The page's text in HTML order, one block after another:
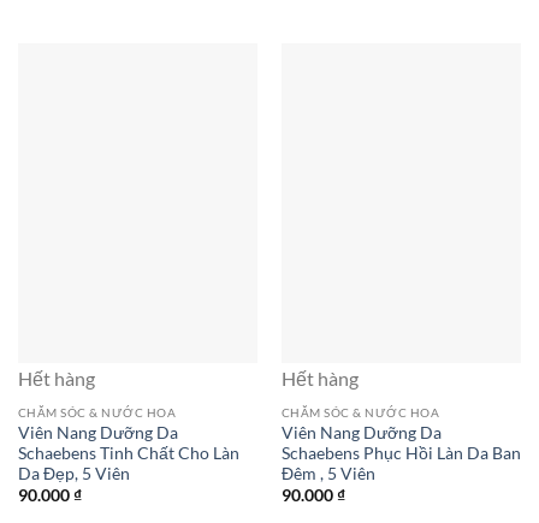
Hết hàng
CHĂM SÓC & NƯỚC HOA
Viên Nang Dưỡng Da
Schaebens Tinh Chất Cho Làn
Da Đẹp, 5 Viên
90.000₫
Hết hàng
CHĂM SÓC & NƯỚC HOA
Viên Nang Dưỡng Da
Schaebens Phục Hồi Làn Da Ban
Đêm , 5 Viên
90.000₫